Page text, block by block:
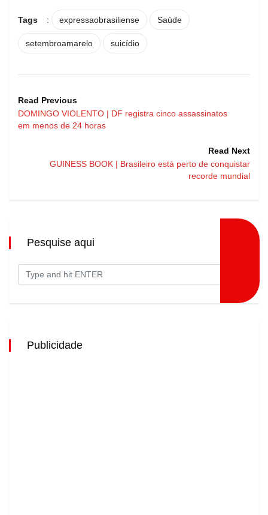
Tags : expressaobrasiliense Saúde
setembroamarelo suicídio
Read Previous
DOMINGO VIOLENTO | DF registra cinco assassinatos
em menos de 24 horas
Read Next
GUINESS BOOK | Brasileiro está perto de conquistar
recorde mundial
Pesquise aqui
Publicidade